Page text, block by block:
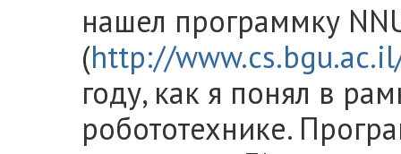
нашел программку
(http://
году, как я понял в
робототехнике.